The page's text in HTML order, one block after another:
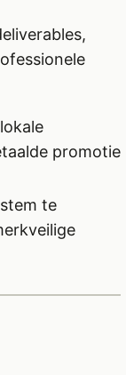
promotie
te